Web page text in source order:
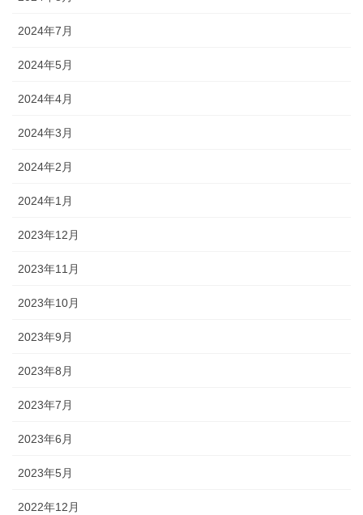
2024年7月
2024年5月
2024年4月
2024年3月
2024年2月
2024年1月
2023年12月
2023年11月
2023年10月
2023年9月
2023年8月
2023年7月
2023年6月
2023年5月
2022年12月